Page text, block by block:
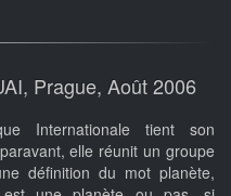
Prague, Août 2006
Internationale tient son
elle réunit un groupe
définition du mot planète,